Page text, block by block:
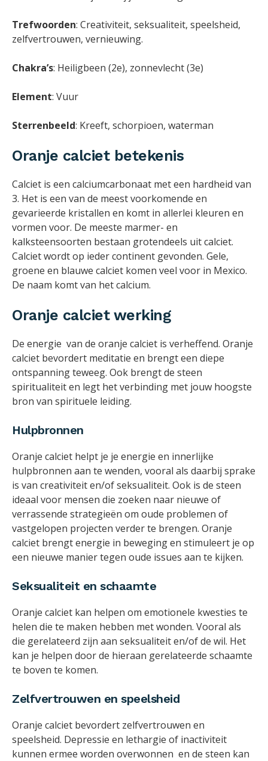
Trefwoorden: Creativiteit, seksualiteit, speelsheid,
zelfvertrouwen, vernieuwing.
Chakra’s: Heiligbeen (2e), zonnevlecht (3e)
Element: Vuur
Sterrenbeeld: Kreeft, schorpioen, waterman
Oranje calciet betekenis
Calciet is een calciumcarbonaat met een hardheid van
3. Het is een van de meest voorkomende en
gevarieerde kristallen en komt in allerlei kleuren en
vormen voor. De meeste marmer- en
kalksteensoorten bestaan grotendeels uit calciet.
Calciet wordt op ieder continent gevonden. Gele,
groene en blauwe calciet komen veel voor in Mexico.
De naam komt van het calcium.
Oranje calciet werking
De energie van de oranje calciet is verheffend. Oranje
calciet bevordert meditatie en brengt een diepe
ontspanning teweeg. Ook brengt de steen
spiritualiteit en legt het verbinding met jouw hoogste
bron van spirituele leiding.
Hulpbronnen
Oranje calciet helpt je je energie en innerlijke
hulpbronnen aan te wenden, vooral als daarbij sprake
is van creativiteit en/of seksualiteit. Ook is de steen
ideaal voor mensen die zoeken naar nieuwe of
verrassende strategieën om oude problemen of
vastgelopen projecten verder te brengen. Oranje
calciet brengt energie in beweging en stimuleert je op
een nieuwe manier tegen oude issues aan te kijken.
Seksualiteit en schaamte
Oranje calciet kan helpen om emotionele kwesties te
helen die te maken hebben met wonden. Vooral als
die gerelateerd zijn aan seksualiteit en/of de wil. Het
kan je helpen door de hieraan gerelateerde schaamte
te boven te komen.
Zelfvertrouwen en speelsheid
Oranje calciet bevordert zelfvertrouwen en
speelsheid. Depressie en lethargie of inactiviteit
kunnen ermee worden overwonnen en de steen kan